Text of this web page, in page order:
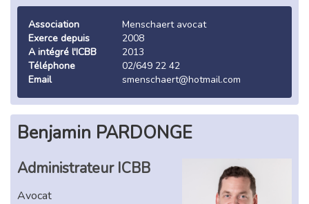
Association
Menschaert avocat
Exerce depuis
2008
A intégré l'ICBB
2013
Téléphone
02/649 22 42
Email
smenschaert@hotmail.com
Benjamin PARDONGE
Administrateur ICBB
Avocat